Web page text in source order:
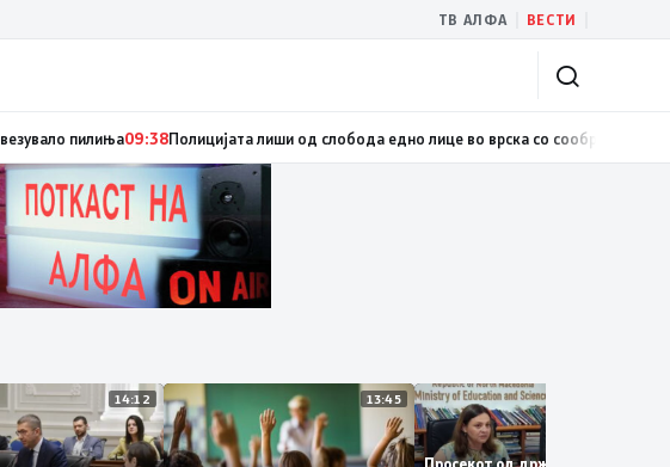
ТВ АЛФА ВЕСТИ
09:39Во Албанија се запали комбе со македонски регистарски таблички кое
14:12 13:45
Просекот од државната